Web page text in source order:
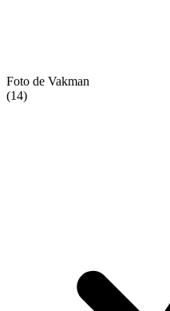
Foto de Vakman
(14)